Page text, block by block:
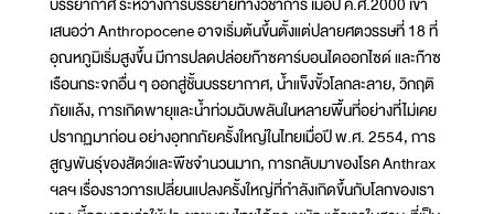
เสนอว่า Anthropocene อาจเริ่มต้นขึ้นตั้งแต่ปลายศตวรรษที่ 18 ที่
อุณหภูมิเริ่มสูงขึ้น มีการปลดปล่อยก๊าซคาร์บอนไดออกไซด์ และก๊าซ
เรือนกระจกอื่น ๆ ออกสู่ชั้นบรรยากาศ, น้ำแข็งขั้วโลกละลาย, วิกฤติ
ภัยแล้ง, การเกิดพายุและน้ำท่วมฉับพลันในหลายพื้นที่อย่างที่ไม่เคย
ปรากฏมาก่อน อย่างอุทกภัยครั้งใหญ่ในไทยเมื่อปี พ.ศ. 2554, การ
สูญพันธุ์ของสัตว์และพืชจำนวนมาก, การกลับมาของโรค Anthrax
ฯลฯ เรื่องราวการเปลี่ยนแปลงครั้งใหญ่ที่กำลังเกิดขึ้นกับโลกของเรา